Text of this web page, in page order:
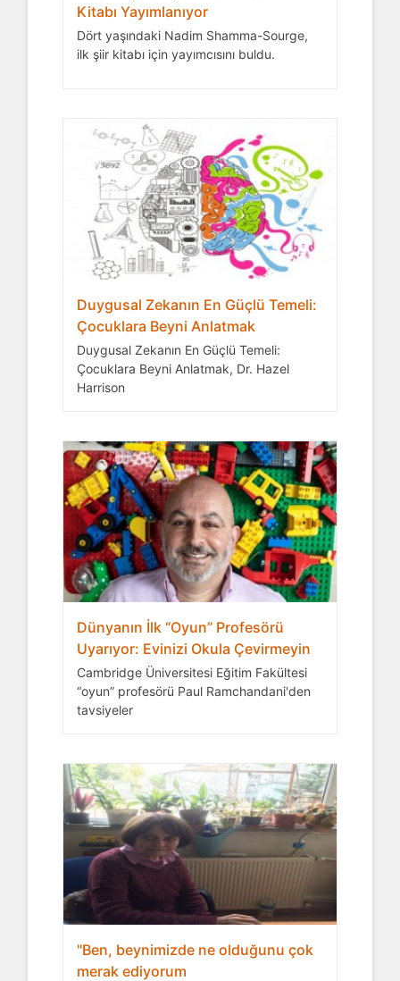
Kitabı Yayımlanıyor
Dört yaşındaki Nadim Shamma-Sourge,
ilk şiir kitabı için yayımcısını buldu.
Duygusal Zekanın En Güçlü Temeli:
Çocuklara Beyni Anlatmak
Duygusal Zekanın En Güçlü Temeli:
Çocuklara Beyni Anlatmak, Dr. Hazel
Harrison
Dünyanın İlk “Oyun” Profesörü
Uyarıyor: Evinizi Okula Çevirmeyin
Cambridge Üniversitesi Eğitim Fakültesi
“oyun” profesörü Paul Ramchandani'den
tavsiyeler
"Ben, beynimizde ne olduğunu çok
merak ediyorum